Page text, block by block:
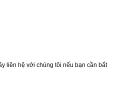
liên hệ với chúng tôi nếu bạn cần bất